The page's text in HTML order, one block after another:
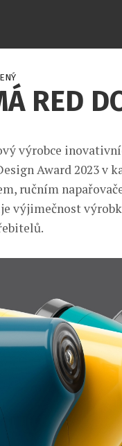
RED
výrobce
Award 2023 v
ručním
výjimečnost